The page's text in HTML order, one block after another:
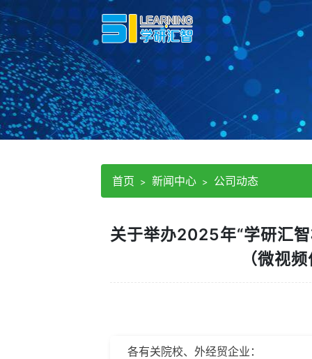
首页 新闻中心 公司动态
关于举办2025年“学研汇
（微视
各有关院校、外经贸企业：